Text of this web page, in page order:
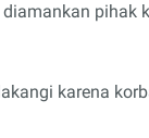
pihak
karena